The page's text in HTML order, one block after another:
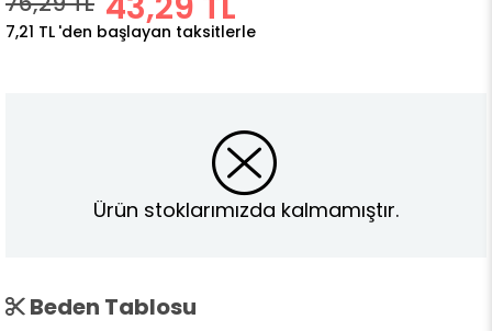
7,21 TL 'den başlayan taksitlerle
Ürün stoklarımızda kalmamıştır.
Beden Tablosu